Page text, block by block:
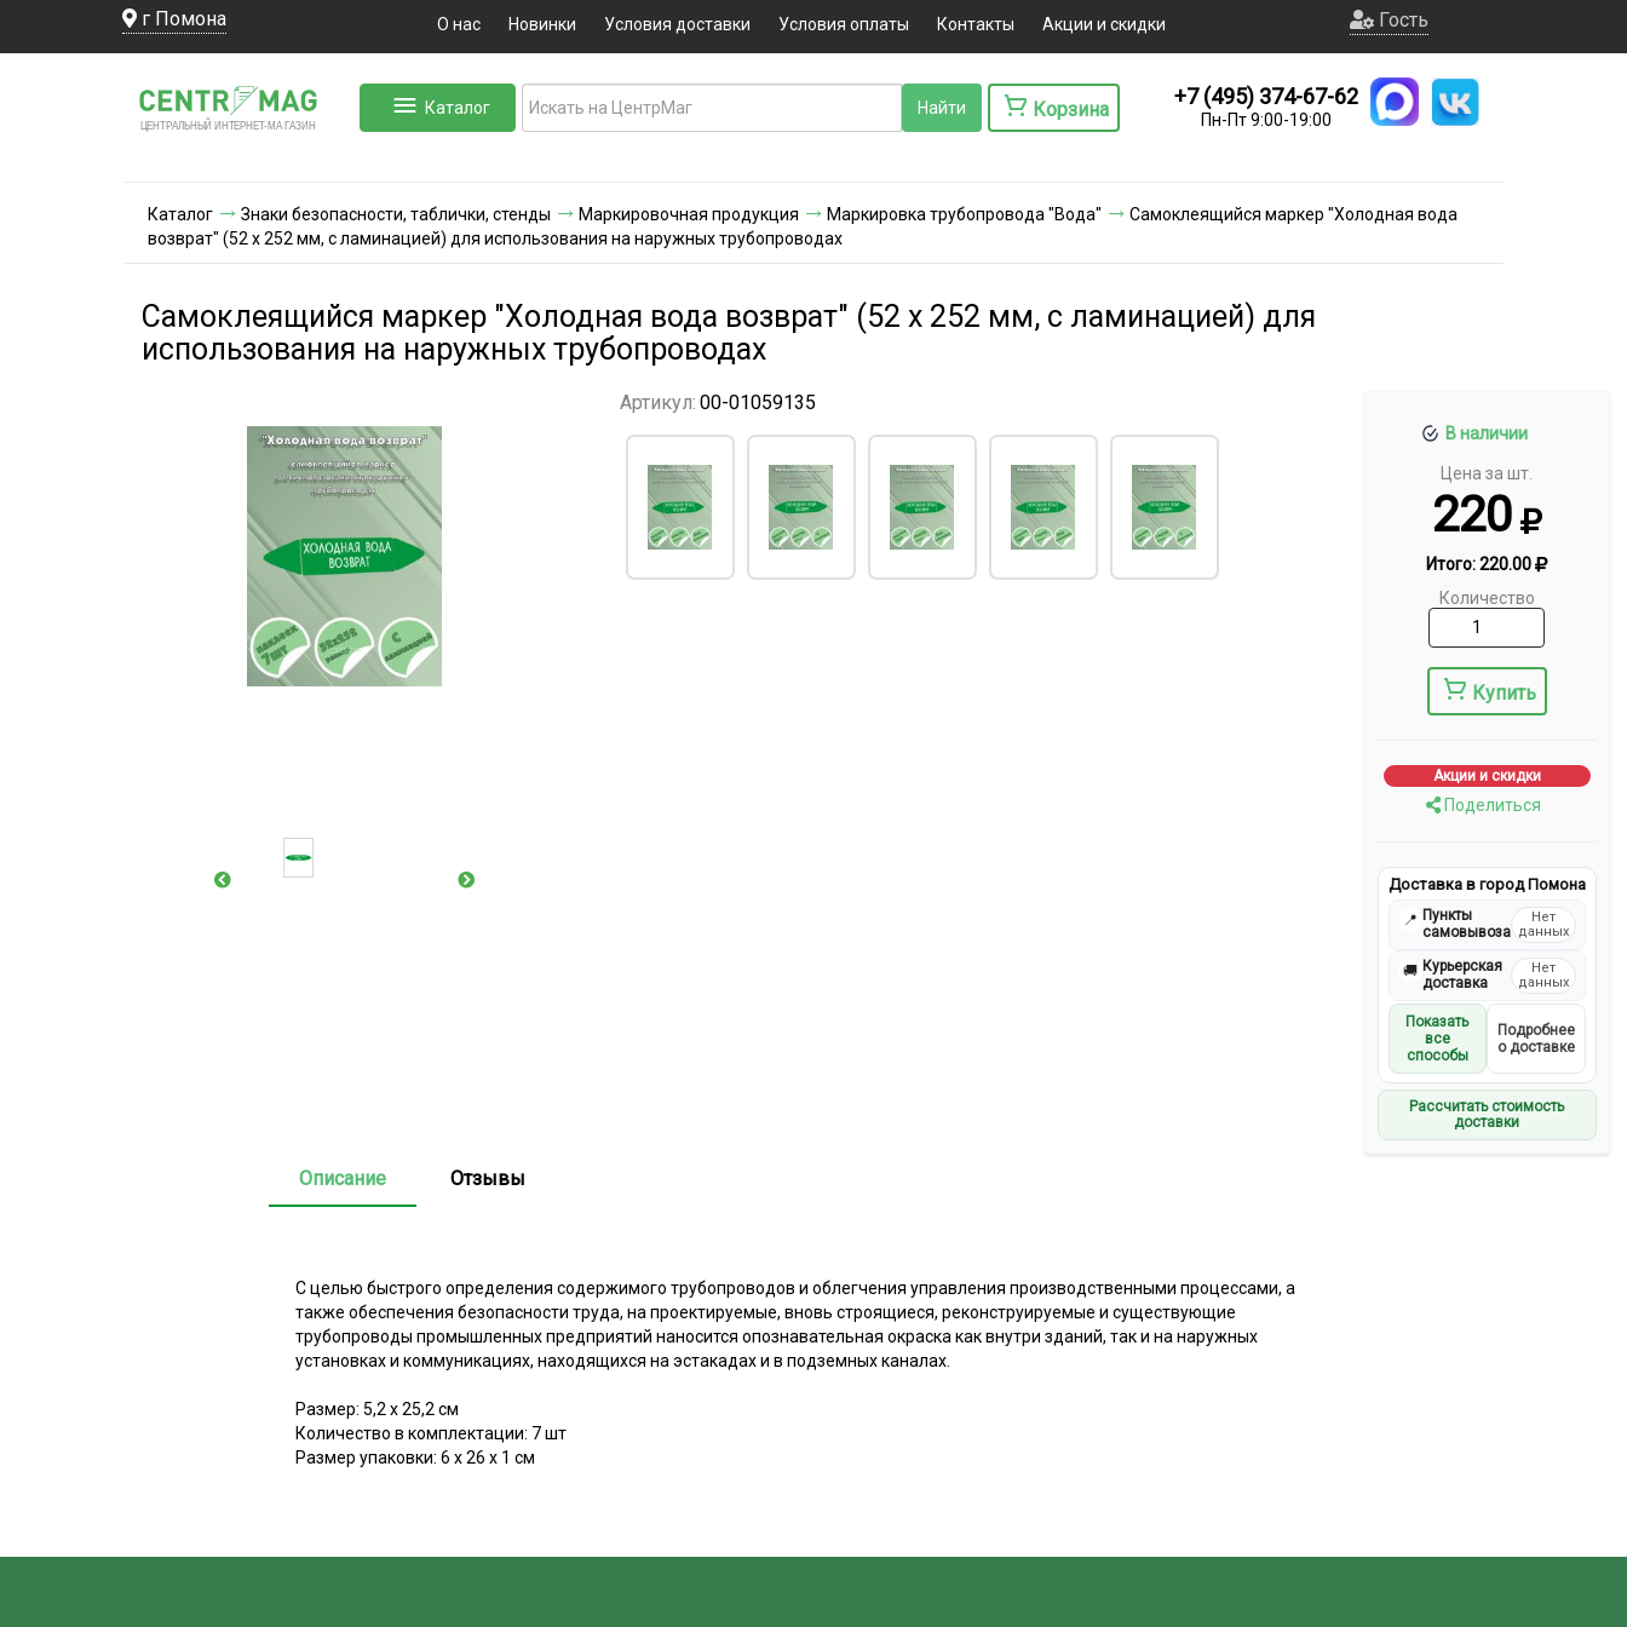
г Помона О нас Новинки Условия доставки Условия оплаты Контакты Акции и скидки Гость
ЦЕНТРАЛЬНЫЙ ИНТЕРНЕТ-МА ГАЗИН
Каталог Корзина
+7 (495) 374-67-62
Пн-Пт 9:00-19:00
Каталог Знаки безопасности, таблички, стенды Маркировочная продукция Маркировка трубопровода "Вода"
Самоклеящийся маркер "Холодная вода
возврат" (52 х 252 мм, с ламинацией) для использования на наружных трубопроводах
Самоклеящийся маркер "Холодная вода возврат" (52 х 252 мм, с ламинацией) для
использования на наружных трубопроводах
В наличии
Цена за шт.
220
Итого:220.00
Количество
Купить
Акции и скидки
Поделиться
Доставка в город Помона
📍 Пункты
самовывоза
Нет
данных
🚚 Курьерская
доставка
Нет
данных
Показать
все
способы
Подробнее
о доставке
Рассчитать стоимость
доставки
Артикул: 00-01059135
Описание Отзывы
С целью быстрого определения содержимого трубопроводов и облегчения управления производственными процессами, а
также обеспечения безопасности труда, на проектируемые, вновь строящиеся, реконструируемые и существующие
трубопроводы промышленных предприятий наносится опознавательная окраска как внутри зданий, так и на наружных
установках и коммуникациях, находящихся на эстакадах и в подземных каналах.
Размер: 5,2 х 25,2 см
Количество в комплектации: 7 шт
Размер упаковки: 6 х 26 х 1 см